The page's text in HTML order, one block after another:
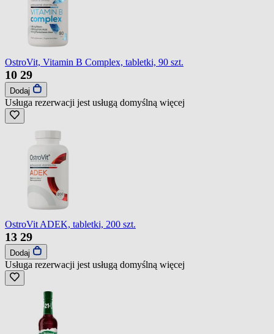
OstroVit, Vitamin B Complex, tabletki, 90 szt.
10 29
Dodaj
Usługa rezerwacji jest usługą domyślną więcej
OstroVit ADEK, tabletki, 200 szt.
13 29
Dodaj
Usługa rezerwacji jest usługą domyślną więcej